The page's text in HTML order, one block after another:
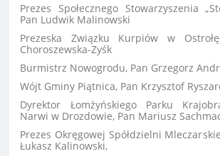
Prezes Społecznego Stowarzyszenia
Pan Ludwik Malinowski
Prezeska Związku Kurpiów w
Choroszewska-Zyśk
Burmistrz Nowogrodu, Pan Grzegorz
Wójt Gminy Piątnica, Pan Krzysztof
Dyrektor Łomżyńskiego Parku
Narwi w Drozdowie, Pan Mariusz
Prezes Okręgowej Spółdzielni
Łukasz Kalinowski,